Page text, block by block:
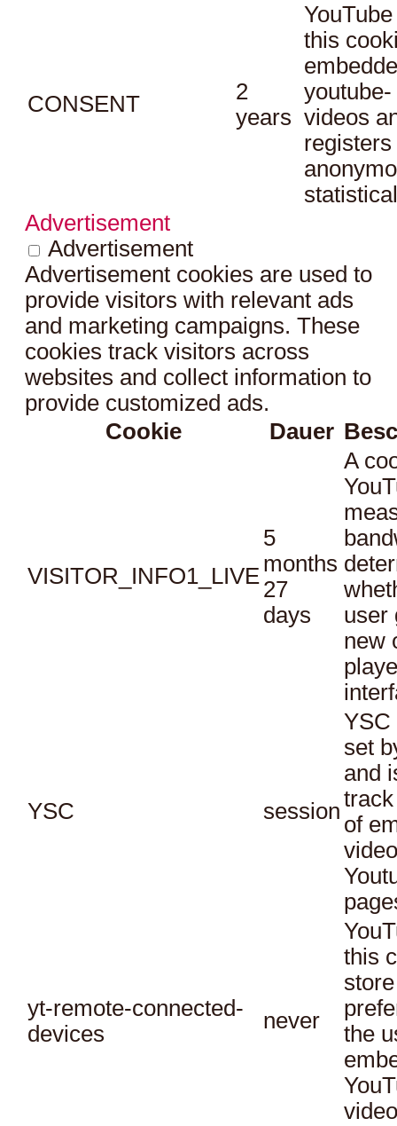
CONSENT
2
years
this
youtube-
videos
registers
Advertisement
Advertisement
Advertisement cookies are used to
provide visitors with relevant ads
and marketing campaigns. These
cookies track visitors across
websites and collect information to
provide customized ads.
Cookie
Dauer
VISITOR_INFO1_LIVE
5
months
27
days
A
user
new
YSC session
YSC
set
and
of
yt-remote-connected-
devices
never
this
the